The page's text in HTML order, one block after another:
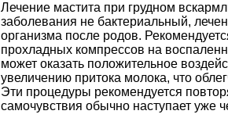
Лечение мастита при грудном
заболевания не бактериальный,
организма после родов.
прохладных компрессов на
может оказать положительное
увеличению притока молока, что
Эти процедуры рекомендуется
самочувствия обычно наступает уже